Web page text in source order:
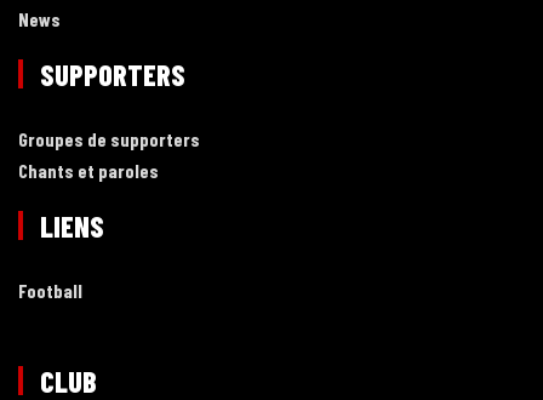
News
SUPPORTERS
Groupes de supporters
Chants et paroles
LIENS
Football
CLUB